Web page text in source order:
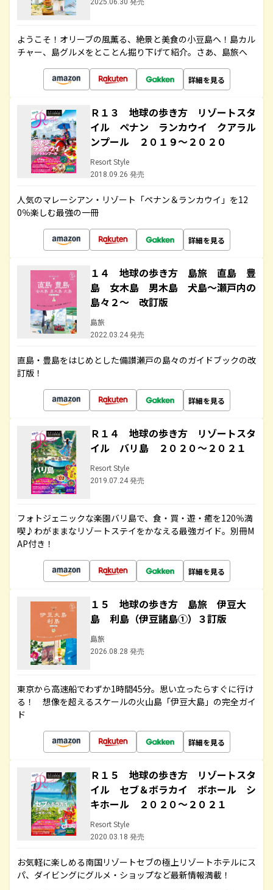
2025.06.30 発売
ようこそ！オリーブの風薫る、絶景と美食の小豆島へ！島カル
チャー、島グルメをとことん掘り下げて紹介。さあ、島旅へ
詳細を見る
Ｒ１３ 地球の歩き方 リゾートスタ
イル ペナン ランカウイ クアラル
ンプール ２０１９～２０２０
Resort Style
2018.09.26 発売
人気のマレーシアン・リゾート「ペナン＆ランカウイ」を12
0％楽しむ最強の一冊
詳細を見る
１４ 地球の歩き方 島旅 直島 豊
島 女木島 男木島 犬島～瀬戸内の
島々２～ 改訂版
島旅
2022.03.24 発売
直島・豊島をはじめとした備讃瀬戸の島々のガイドブックの改
訂版！
詳細を見る
Ｒ１４ 地球の歩き方 リゾートスタ
イル バリ島 ２０２０～２０２１
Resort Style
2019.07.24 発売
フォトジェニックな楽園バリ島で、食・買・遊・癒を120％満
喫♪わがままなリゾートステイをかなえる最強ガイド。別冊M
AP付き！
詳細を見る
１５ 地球の歩き方 島旅 伊豆大
島 利島（伊豆諸島①）３訂版
島旅
2026.08.28 発売
東京から高速船でわずか1時間45分。思い立ったらすぐに行け
る！ 想像を超えるスケールの火山島「伊豆大島」の完全ガイ
ド
詳細を見る
Ｒ１５ 地球の歩き方 リゾートスタ
イル セブ＆ボラカイ ボホール シ
キホール ２０２０～２０２１
Resort Style
2020.03.18 発売
お気軽に楽しめる南国リゾートセブの極上リゾートホテルにス
パ、ダイビングにグルメ・ショップなど最新情報満載！